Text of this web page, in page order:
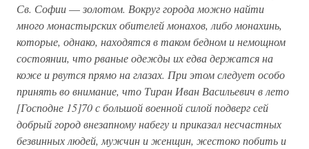
Св. Софии—золотом. Вокруг города можно найти
много монастырских обителей монахов, либо монахинь,
которые, однако, находятся в таком бедном и немощном
состоянии, что рваные одежды их едва держатся на
коже и рвутся прямо на глазах. При этом следует особо
принять во внимание, что Тиран Иван Васильевич в лето
[Господне 15]70 с большой военной силой подверг сей
добрый город внезапному набегу и приказал несчастных
безвинных людей, мужчин и женщин, жестоко побить и